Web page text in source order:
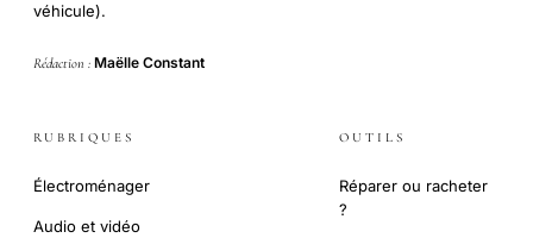
véhicule).
Rédaction : Maëlle Constant
RUBRIQUES
Électroménager
Audio et vidéo
OUTILS
Réparer ou racheter
?